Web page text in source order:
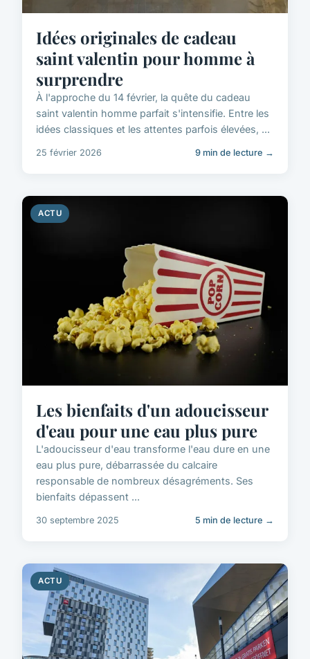
Idées originales de cadeau
saint valentin pour homme à
surprendre
À l'approche du 14 février, la quête du cadeau
saint valentin homme parfait s'intensifie. Entre les
idées classiques et les attentes parfois élevées, ...
25 février 2026 9 min de lecture →
ACTU
Les bienfaits d'un adoucisseur
d'eau pour une eau plus pure
L'adoucisseur d'eau transforme l'eau dure en une
eau plus pure, débarrassée du calcaire
responsable de nombreux désagréments. Ses
bienfaits dépassent ...
30 septembre 2025 5 min de lecture →
ACTU